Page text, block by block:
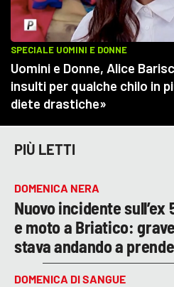
PIÙ LETTI
DOMENICA NERA
Nuovo incidente
e moto a Briatico:
stava andando a
DOMENICA DI SANGUE